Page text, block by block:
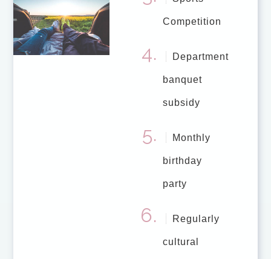
Competition
Department
banquet
subsidy
Monthly
birthday
party
Regularly
cultural